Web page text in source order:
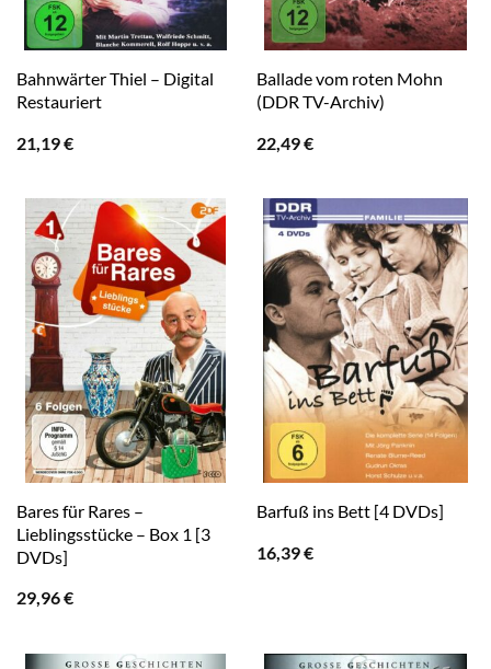
Bahnwärter Thiel – Digital
Restauriert
21,19€
Ballade vom roten Mohn
(DDR TV-Archiv)
22,49€
Bares für Rares –
Lieblingsstücke – Box 1 [3
DVDs]
29,96€
Barfuß ins Bett [4 DVDs]
16,39€